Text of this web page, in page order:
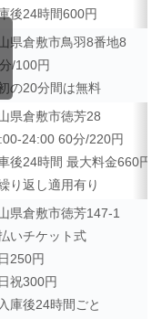
後24時間600円
県倉敷市鳥羽8番地8
/100円
の20分間は無料
県倉敷市徳芳28
24:00 60分/220円
後24時間 最大料金660円
り返し適用有り
県倉敷市徳芳147-1
いチケット式
250円
祝300円
庫後24時間ごと